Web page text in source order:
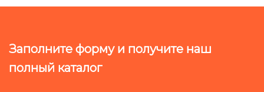
Заполните форму и получите наш
полный каталог